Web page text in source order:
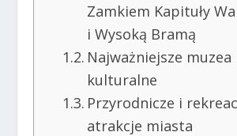
Zamkiem Kapituły
i Wysoką Bramą
Najważniejsze
kulturalne
Przyrodnicze i
atrakcje miasta